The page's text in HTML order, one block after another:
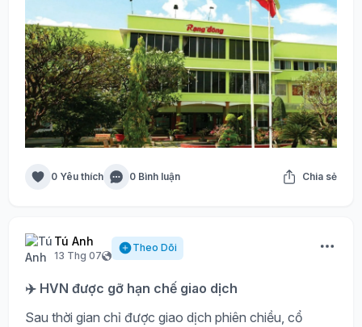
0 Yêu thích 0 Bình luận Chia sẻ
Tú Anh
13 Thg 07
Theo Dõi
✈️ HVN được gỡ hạn chế giao dịch
Sau thời gian chỉ được giao dịch phiên chiều, cổ